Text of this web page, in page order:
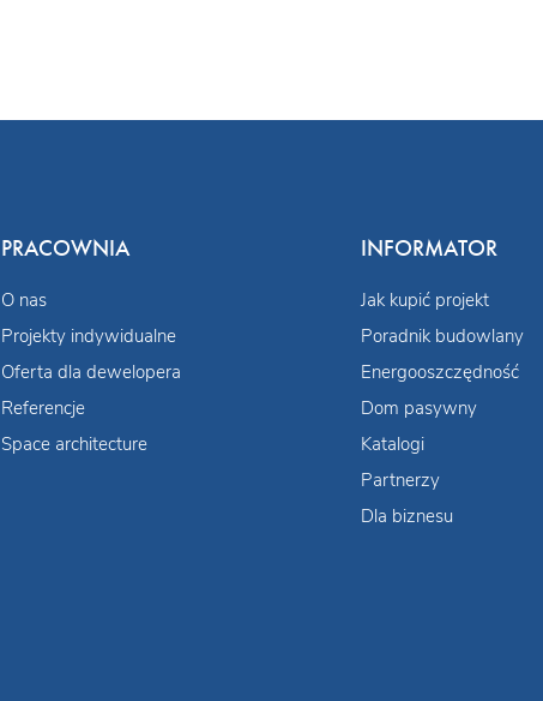
PRACOWNIA
O nas
Projekty indywidualne
Oferta dla dewelopera
Referencje
Space architecture
INFORMATOR
Jak kupić projekt
Poradnik budowlany
Energooszczędność
Dom pasywny
Katalogi
Partnerzy
Dla biznesu